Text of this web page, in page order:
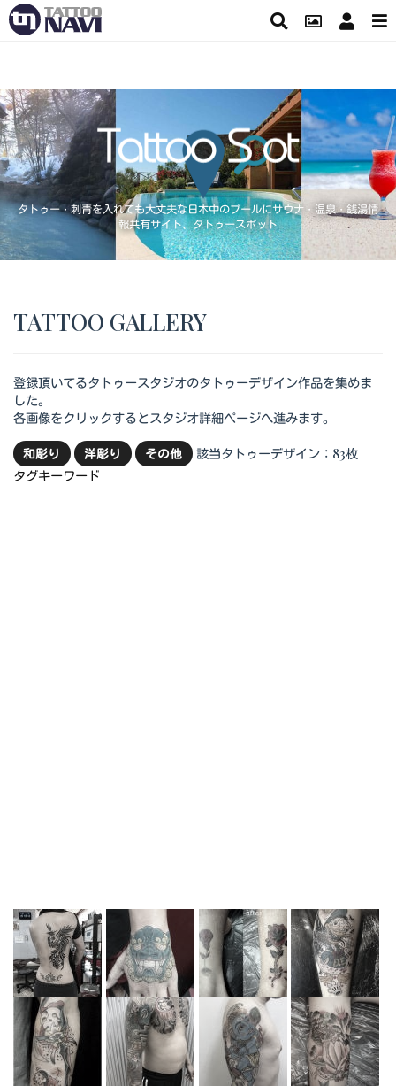
タトゥー・刺青を入れても大丈夫な日本中のプールにサウナ・温泉・銭湯情
報共有サイト、タトゥースポット
TATTOO GALLERY
登録頂いてるタトゥースタジオのタトゥーデザイン作品を集めま
した。
各画像をクリックするとスタジオ詳細ページへ進みます。
和彫り 洋彫り その他
該当タトゥーデザイン：83枚
タグキーワード